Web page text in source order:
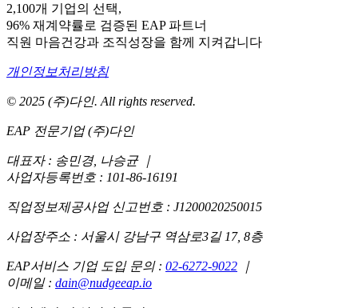
2,100개 기업의 선택,
96% 재계약률로 검증된 EAP 파트너
직원 마음건강과 조직성장을 함께 지켜갑니다
개인정보처리방침
© 2025 (주)다인. All rights reserved.
EAP 전문기업 (주)다인
대표자 : 송민경, 나승균 ｜
사업자등록번호 : 101-86-16191
직업정보제공사업 신고번호 : J1200020250015
사업장주소 : 서울시 강남구 역삼로3길 17, 8층
EAP서비스 기업 도입 문의 : 02-6272-9022
｜
이메일 : dain@nudgeeap.io